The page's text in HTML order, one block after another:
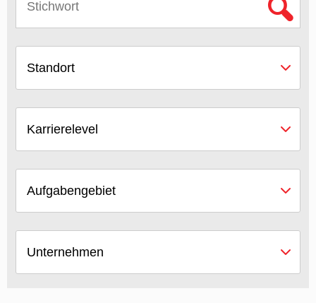
Standort
Karrierelevel
Aufgabengebiet
Unternehmen